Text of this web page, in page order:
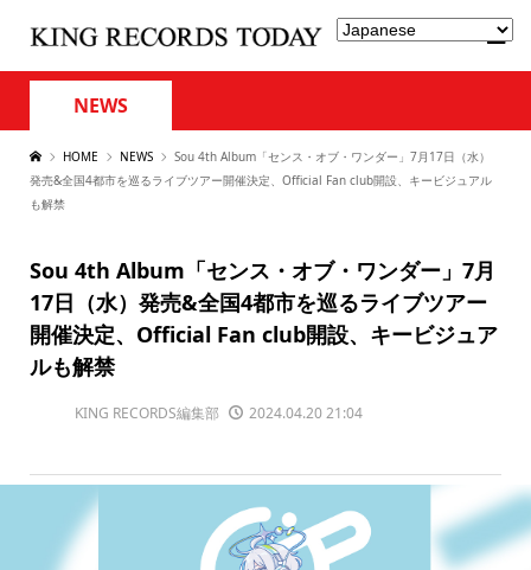
NEWS
HOME NEWS
Sou 4th Album「センス・オブ・ワンダー」7月17日（水）
発売&全国4都市を巡るライブツアー開催決定、Official Fan club開設、キービジュアル
も解禁
Sou 4th Album「センス・オブ・ワンダー」7月
17日（水）発売&全国4都市を巡るライブツアー
開催決定、Official Fan club開設、キービジュア
ルも解禁
KING RECORDS編集部 2024.04.20 21:04